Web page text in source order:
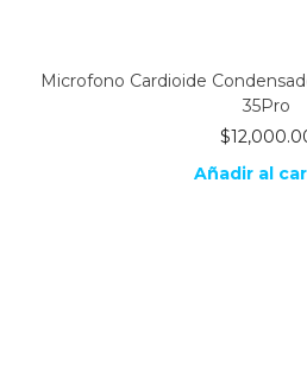
Microfono Cardioide
35Pro
$
Añadir al